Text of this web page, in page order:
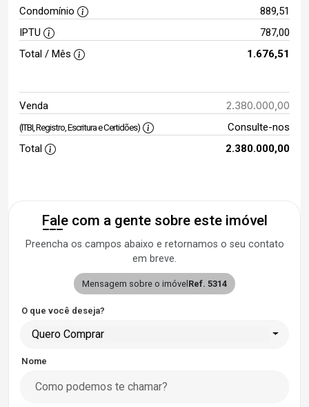
Condomínio
889,51
IPTU
787,00
Total / Mês
1.676,51
Venda 2.380.000,00
(ITBI, Registro, Escritura e Certidões)
Consulte-nos
Total
2.380.000,00
Fale com a gente sobre este imóvel
Preencha os campos abaixo e retornamos o seu contato
em breve.
Mensagem sobre o imóvelRef. 5314
O que você deseja?
Quero Comprar
Nome